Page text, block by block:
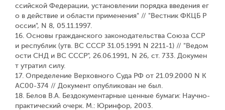
ссийской Федерации, установлении порядка введения ег
о в действие и области применения" // "Вестник ФКЦБ Р
оссии", N 8, 05.11.1997.
16. Основы гражданского законодательства Союза ССР
и республик (утв. ВС СССР 31.05.1991 N 2211-1) // "Ведом
ости СНД и ВС СССР", 26.06.1991, N 26, ст. 733. Докумен
т утратил силу.
17. Определение Верховного Суда РФ от 21.09.2000 N К
АС00-374 // Документ опубликован не был.
18. Белов В.А. Бездокументарные ценные бумаги: Научно-
практический очерк. М.: Юринфор, 2003.